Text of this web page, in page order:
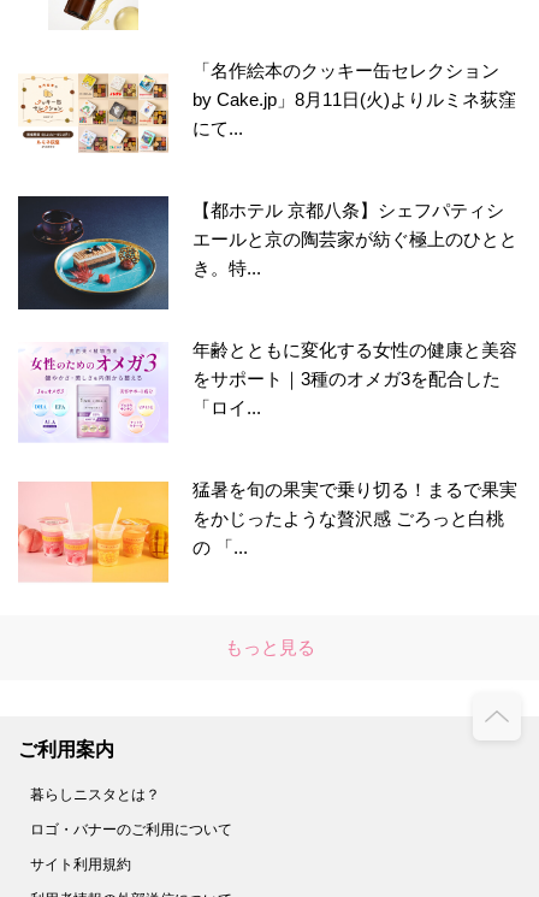
「名作絵本のクッキー缶セレクション
by Cake.jp」8月11日(火)よりルミネ荻窪
にて...
【都ホテル 京都八条】シェフパティシ
エールと京の陶芸家が紡ぐ極上のひとと
き。特...
年齢とともに変化する女性の健康と美容
をサポート｜3種のオメガ3を配合した
「ロイ...
猛暑を旬の果実で乗り切る！まるで果実
をかじったような贅沢感 ごろっと白桃
の 「...
もっと見る
ご利用案内
暮らしニスタとは？
ロゴ・バナーのご利用について
サイト利用規約